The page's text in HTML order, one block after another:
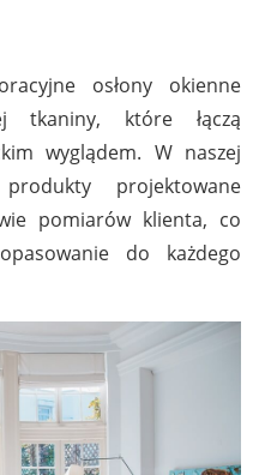
osłony okienne
tkaniny, które łączą
wyglądem. W naszej
projektowane
pomiarów klienta, co
do każdego